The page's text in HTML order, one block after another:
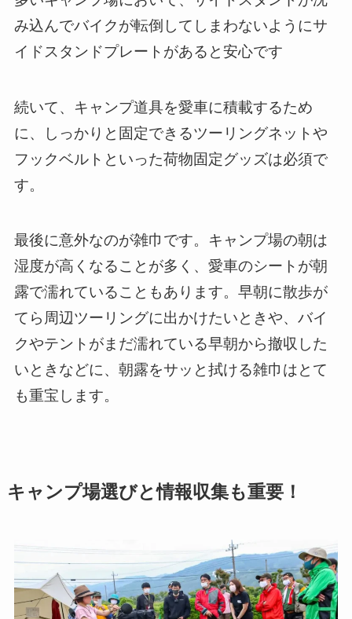
み込んでバイクが転倒してしまわないようにサ
イドスタンドプレートがあると安心です
続いて、キャンプ道具を愛車に積載するため
に、しっかりと固定できるツーリングネットや
フックベルトといった荷物固定グッズは必須で
す。
最後に意外なのが雑巾です。キャンプ場の朝は
湿度が高くなることが多く、愛車のシートが朝
露で濡れていることもあります。早朝に散歩が
てら周辺ツーリングに出かけたいときや、バイ
クやテントがまだ濡れている早朝から撤収した
いときなどに、朝露をサッと拭ける雑巾はとて
も重宝します。
キャンプ場選びと情報収集も重要！